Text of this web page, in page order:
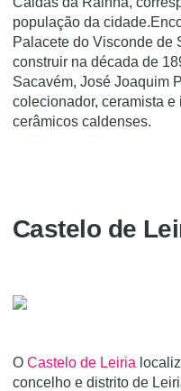
população da
Palacete do Visconde de
construir na década de
Sacavém, José Joaquim
colecionador, ceramista
cerâmicos caldenses.
Castelo de
O Castelo de Leiria
concelho e distrito de